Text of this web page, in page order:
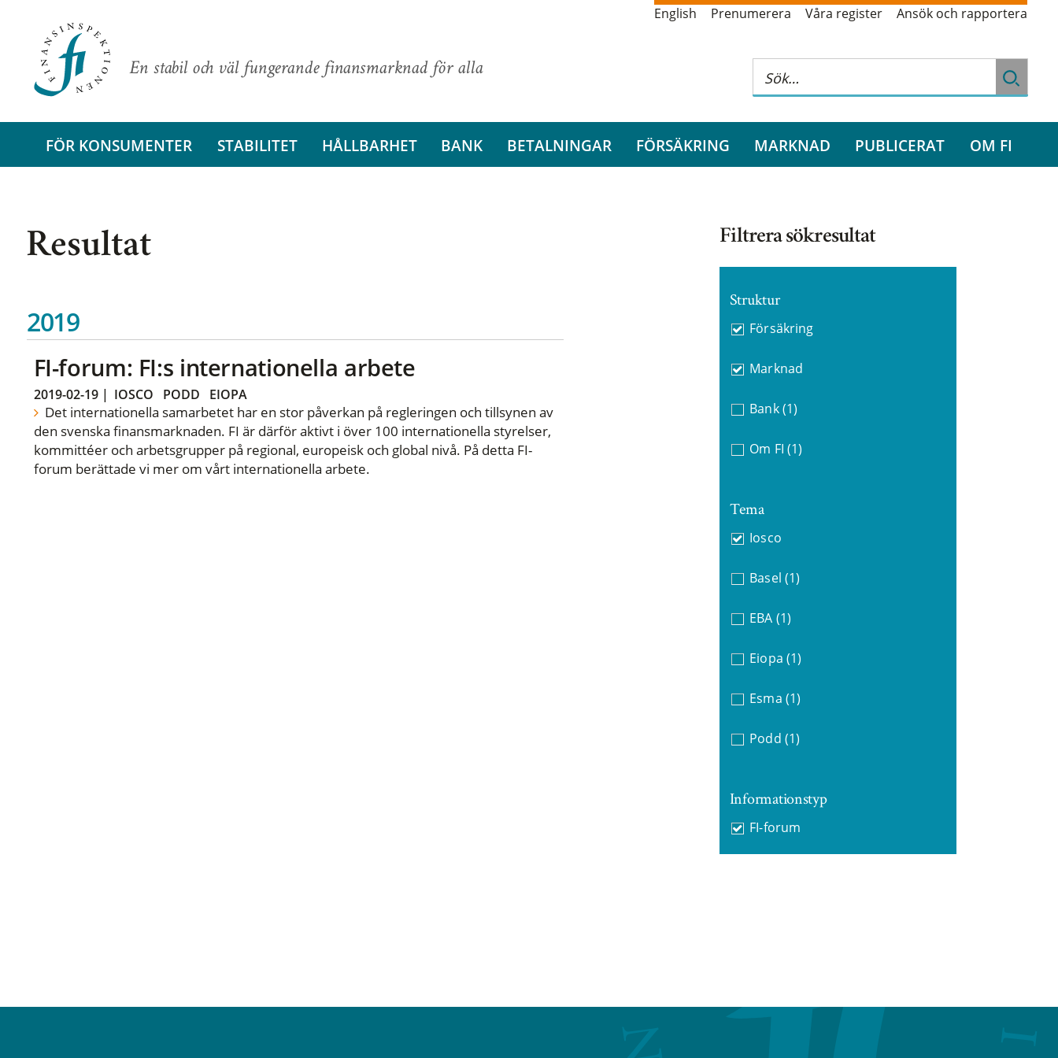
En stabil och väl fungerande finansmarknad för alla
English Prenumerera Våra register Ansök och rapportera
FÖR KONSUMENTER STABILITET HÅLLBARHET BANK BETALNINGAR FÖRSÄKRING MARKNAD PUBLICERAT OM FI
Resultat
2019
FI-forum: FI:s internationella arbete
2019-02-19| IOSCO PODD EIOPA
Det internationella samarbetet har en stor påverkan på regleringen och tillsynen av
den svenska finansmarknaden. FI är därför aktivt i över 100 internationella styrelser,
kommittéer och arbetsgrupper på regional, europeisk och global nivå. På detta FI-
forum berättade vi mer om vårt internationella arbete.
Filtrera sökresultat
Struktur
Försäkring
Marknad
Bank (1)
Om FI (1)
Tema
Iosco
Basel (1)
EBA (1)
Eiopa (1)
Esma (1)
Podd (1)
Informationstyp
FI-forum